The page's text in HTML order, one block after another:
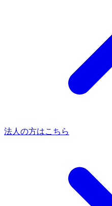
法人の方はこちら